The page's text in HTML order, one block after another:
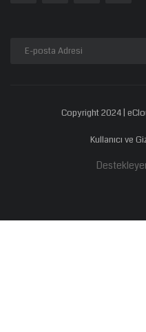
Copyright 2024 |
Kullanıcı ve